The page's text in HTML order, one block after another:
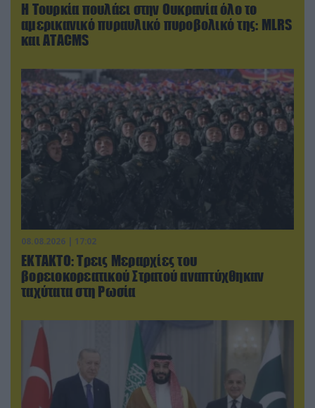
Η Τουρκία πουλάει στην Ουκρανία όλο το
αμερικανικό πυραυλικό πυροβολικό της: MLRS
και ΑΤΑCMS
08.08.2026 | 17:02
ΕΚΤΑΚΤΟ: Τρεις Μεραρχίες του
βορειοκορεατικού Στρατού αναπτύχθηκαν
ταχύτατα στη Ρωσία